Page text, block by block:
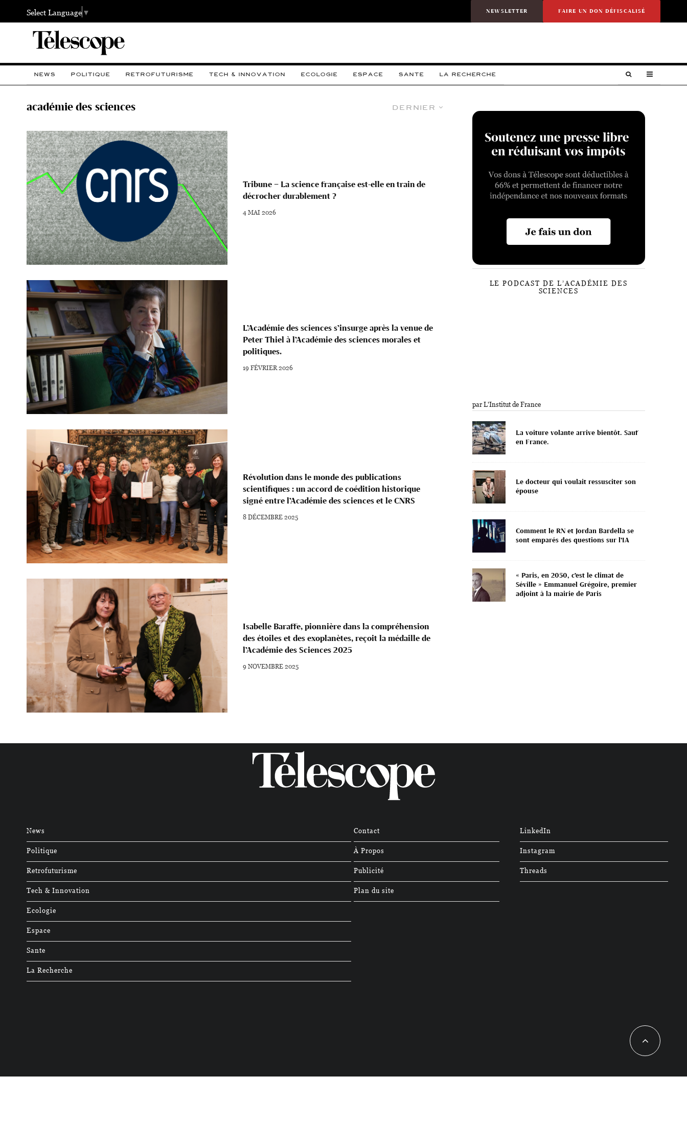
Select Language▼ NEWSLETTER FAIRE UN DON DÉFISCALISÉ
NEWS POLITIQUE RETROFUTURISME TECH & INNOVATION ECOLOGIE ESPACE SANTE LA RECHERCHE
Dernier
académie des sciences
Tribune – La science française est-elle en train de
décrocher durablement ?
4 MAI 2026
L’Académie des sciences s’insurge après la venue de
Peter Thiel à l’Académie des sciences morales et
politiques.
19 FÉVRIER 2026
Révolution dans le monde des publications
scientifiques : un accord de coédition historique
signé entre l’Académie des sciences et le CNRS
8 DÉCEMBRE 2025
Isabelle Baraffe, pionnière dans la compréhension
des étoiles et des exoplanètes, reçoit la médaille de
l’Académie des Sciences 2025
9 NOVEMBRE 2025
LE PODCAST DE L’ACADÉMIE DES
SCIENCES
par L'Institut de France
La voiture volante arrive bientôt. Sauf
en France.
Le docteur qui voulait ressusciter son
épouse
Comment le RN et Jordan Bardella se
sont emparés des questions sur l’IA
« Paris, en 2050, c’est le climat de
Séville » Emmanuel Grégoire, premier
adjoint à la mairie de Paris
News
Politique
Retrofuturisme
Tech & Innovation
Ecologie
Espace
Sante
La Recherche
Contact
À Propos
Publicité
Plan du site
LinkedIn
Instagram
Threads